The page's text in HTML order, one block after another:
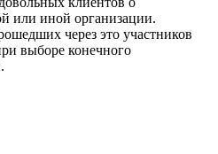
или иной организации.
через это участников
выборе конечного